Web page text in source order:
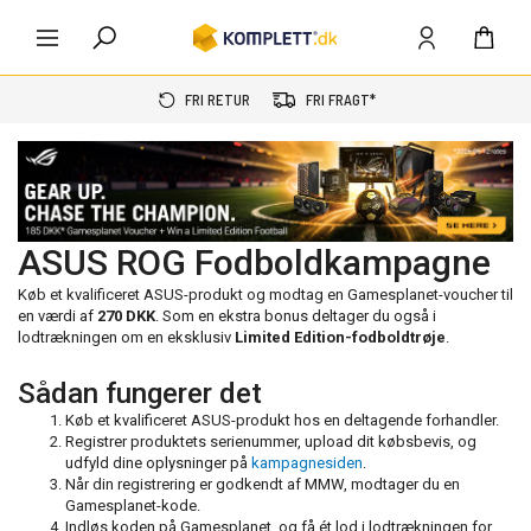
FRI RETUR FRI FRAGT*
ASUS ROG Fodboldkampagne
Køb et kvalificeret ASUS-produkt og modtag en Gamesplanet-voucher til
en værdi af 270 DKK. Som en ekstra bonus deltager du også i
lodtrækningen om en eksklusiv Limited Edition-fodboldtrøje.
Sådan fungerer det
Køb et kvalificeret ASUS-produkt hos en deltagende forhandler.
Registrer produktets serienummer, upload dit købsbevis, og
udfyld dine oplysninger på kampagnesiden.
Når din registrering er godkendt af MMW, modtager du en
Gamesplanet-kode.
Indløs koden på Gamesplanet, og få ét lod i lodtrækningen for